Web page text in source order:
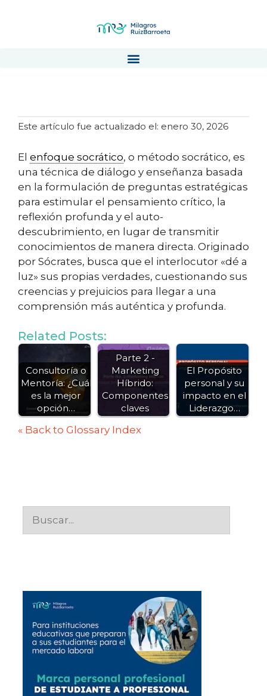
Este artículo fue actualizado el: enero 30, 2026
El enfoque socrático, o método socrático, es
una técnica de diálogo y enseñanza basada
en la formulación de preguntas estratégicas
para estimular el pensamiento crítico, la
reflexión profunda y el auto-
descubrimiento, en lugar de transmitir
conocimientos de manera directa. Originado
por Sócrates, busca que el interlocutor «dé a
luz» sus propias verdades, cuestionando sus
creencias y prejuicios para llegar a una
comprensión más auténtica y profunda.
Related Posts:
Consultoría o
Mentoría: ¿Cuál
es la mejor
opción…
Parte 2 -
Marketing
Híbrido:
Componentes
claves
El Propósito
personal y su
impacto en el
Liderazgo…
« Back to Glossary Index